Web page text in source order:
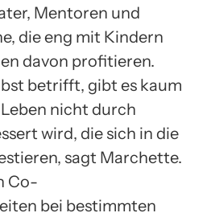
Mentoren und
die eng mit Kindern
davon profitieren.
betrifft, gibt es kaum
nicht durch
wird, die sich in die
sagt Marchette.
Co-
bei bestimmten